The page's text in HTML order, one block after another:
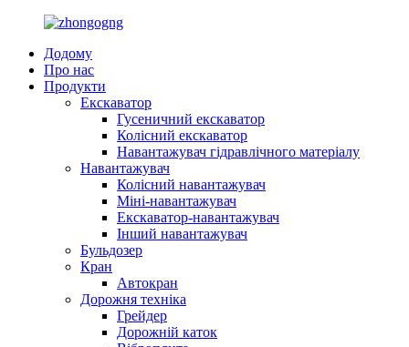
Додому
Про нас
Продукти
Екскаватор
Гусеничний екскаватор
Колісний екскаватор
Навантажувач гідравлічного матеріалу
Навантажувач
Колісний навантажувач
Міні-навантажувач
Екскаватор-навантажувач
Інший навантажувач
Бульдозер
Кран
Автокран
Дорожня техніка
Грейдер
Дорожній каток